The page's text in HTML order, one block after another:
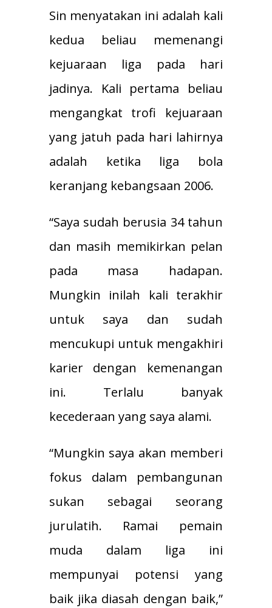
Sin menyatakan ini adalah kali
kedua beliau memenangi
kejuaraan liga pada hari
jadinya. Kali pertama beliau
mengangkat trofi kejuaraan
yang jatuh pada hari lahirnya
adalah ketika liga bola
keranjang kebangsaan 2006.
“Saya sudah berusia 34 tahun
dan masih memikirkan pelan
pada masa hadapan.
Mungkin inilah kali terakhir
untuk saya dan sudah
mencukupi untuk mengakhiri
karier dengan kemenangan
ini. Terlalu banyak
kecederaan yang saya alami.
“Mungkin saya akan memberi
fokus dalam pembangunan
sukan sebagai seorang
jurulatih. Ramai pemain
muda dalam liga ini
mempunyai potensi yang
baik jika diasah dengan baik,”